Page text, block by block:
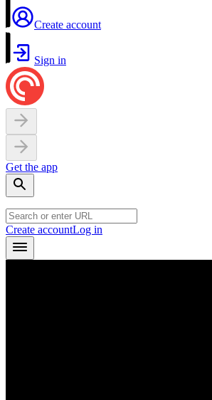
Create account
Sign in
Get the app
Create accountLog in